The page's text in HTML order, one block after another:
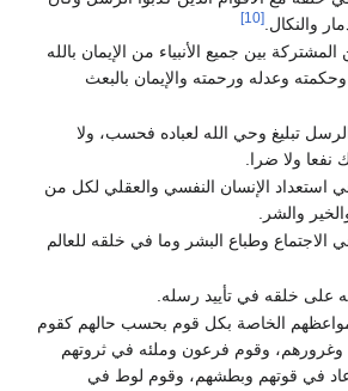
والنكال. [10]
بين جميع الأنبياء من الإيمان بالله
وعدله ورحمته والإيمان بالبعث
تبليغ وحي الله لعباده فحسب، ولا
نفعا ولا ضرا.
استعداد الإنسان النفسي والعقلي لكل من
والشر.
الاجتماع وطباع البشر وما في خلقه للعالم
على خلقه في تأييد رسله.
ومواعظهم الخاصة بكل قوم بحسب حالهم كقوم
وغرورهم، وقوم فرعون وملئه في ثروتهم
في قوتهم وبطشهم، وقوم لوط في